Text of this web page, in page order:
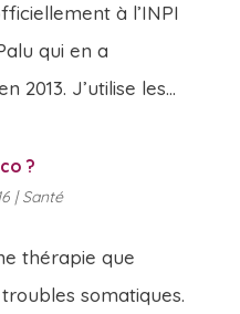
à l’INPI
qui en a
2013. J’utilise les...
?
|Santé
thérapie que
somatiques.